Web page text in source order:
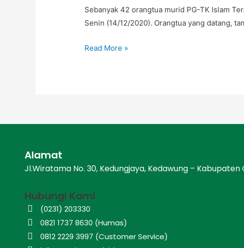
Sebanyak 42 orangtua murid PG-TK Islam
Senin (14/12/2020). Orangtua yang datang,
Read More »
Alamat
Jl.Wiratama No. 30, Kedungjaya, Kedawung – Kabupaten
Hubungi Kami
(0231) 203330
0821 1737 8630 (Humas)
0812 2229 3997 (Customer Service)